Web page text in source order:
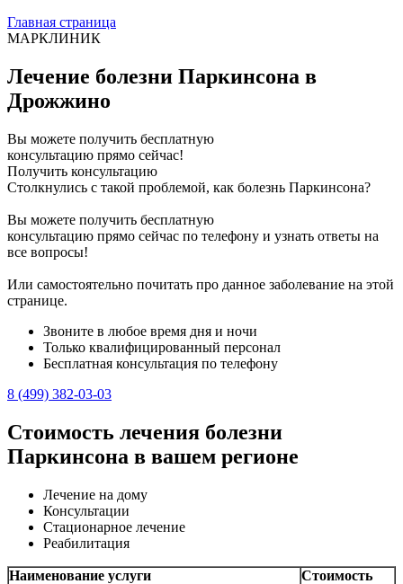
Главная страница
МАРКЛИНИК
Лечение болезни Паркинсона в
Дрожжино
Вы можете получить бесплатную
консультацию прямо сейчас!
Получить консультацию
Столкнулись с такой проблемой, как болезнь Паркинсона?
Вы можете получить бесплатную
консультацию прямо сейчас по телефону и узнать ответы на
все вопросы!
Или самостоятельно почитать про данное заболевание на этой
странице.
Звоните в любое время дня и ночи
Только квалифицированный персонал
Бесплатная консультация по телефону
8 (499) 382-03-03
Стоимость лечения болезни
Паркинсона в вашем регионе
Лечение на дому
Консультации
Стационарное лечение
Реабилитация
Наименование услуги
Стоимость